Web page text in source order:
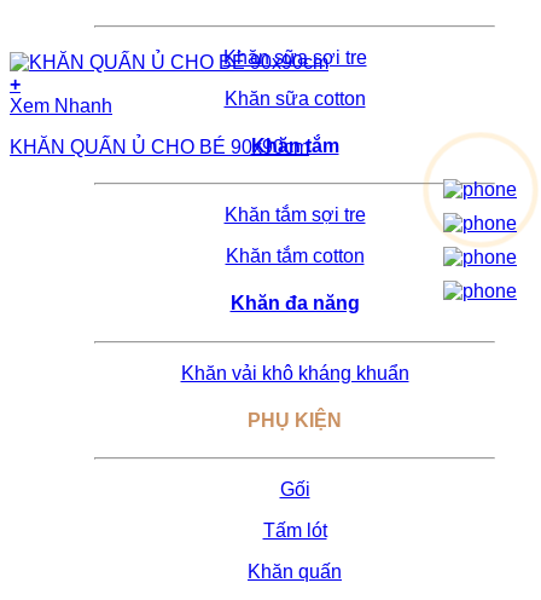
Khăn sữa sợi tre
Khăn sữa cotton
Khăn tắm
Khăn tắm sợi tre
Khăn tắm cotton
Khăn đa năng
Khăn vải khô kháng khuẩn
PHỤ KIỆN
Gối
Tấm lót
Khăn quấn
+
Xem Nhanh
KHĂN QUẤN Ủ CHO BÉ 90x90cm